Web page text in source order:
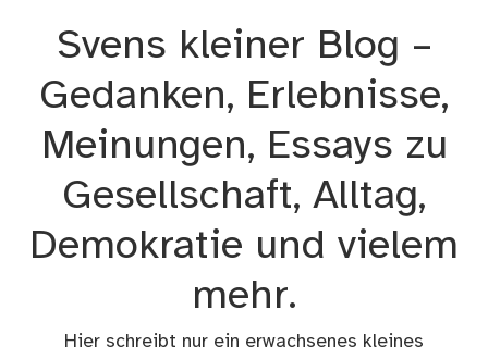
Svens kleiner Blog –
Gedanken, Erlebnisse,
Meinungen, Essays zu
Gesellschaft, Alltag,
Demokratie und vielem
mehr.
Hier schreibt nur ein erwachsenes kleines